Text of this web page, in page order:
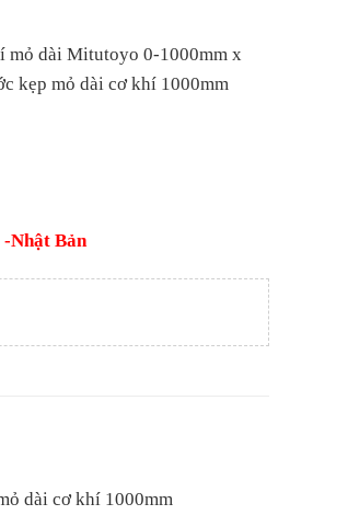
mỏ dài Mitutoyo 0-1000mm x
kẹp mỏ dài cơ khí 1000mm
Nhật Bản
dài cơ khí 1000mm